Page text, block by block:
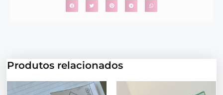
Produtos relacionados